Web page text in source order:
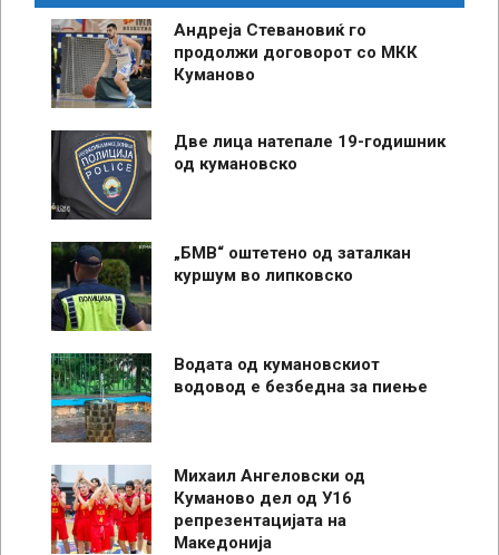
Андреја Стевановиќ го
продолжи договорот со МКК
Куманово
Две лица натепале 19-годишник
од кумановско
„БМВ“ оштетено од заталкан
куршум во липковско
Водата од кумановскиот
водовод е безбедна за пиење
Михаил Ангеловски од
Куманово дел од У16
репрезентацијата на
Македонија